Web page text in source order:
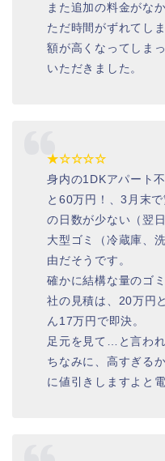
また追加の料金がな
ただ時間がずれてし
額が高くなってしま
いただきました。
★☆☆☆☆
身内の1DKアパート
と60万円！、3月末
の日数が少ない（翌
大型ゴミ（冷蔵庫、
由だそうです。
確かに結構な量のゴ
社の見積は、20万円
ん17万円で即決。
足元を見て…と言わ
ちなみに、高すぎる
に値引きしますよと